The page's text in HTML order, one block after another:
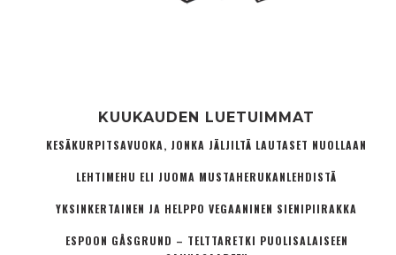
KUUKAUDEN LUETUIMMAT
KESÄKURPITSAVUOKA, JONKA JÄLJILTÄ LAUTASET NUOLLAAN
LEHTIMEHU ELI JUOMA MUSTAHERUKANLEHDISTÄ
YKSINKERTAINEN JA HELPPO VEGAANINEN SIENIPIIRAKKA
ESPOON GÅSGRUND – TELTTARETKI PUOLISALAISEEN